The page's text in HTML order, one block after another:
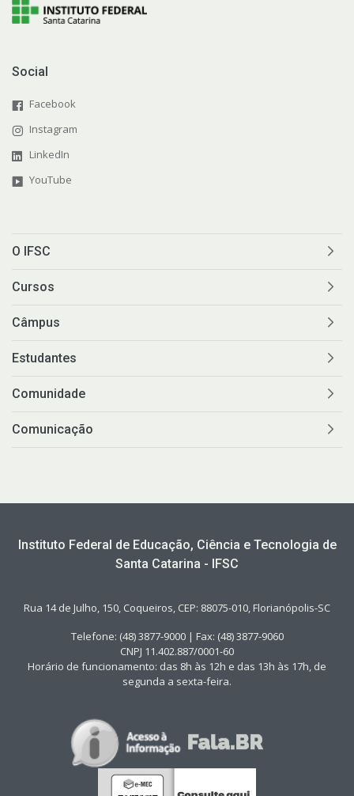
Social
Facebook
Instagram
LinkedIn
YouTube
O IFSC
Cursos
Câmpus
Estudantes
Comunidade
Comunicação
Instituto Federal de Educação, Ciência e Tecnologia de
Santa Catarina - IFSC
Rua 14 de Julho, 150, Coqueiros, CEP: 88075-010, Florianópolis-SC
Telefone: (48) 3877-9000 | Fax: (48) 3877-9060
CNPJ 11.402.887/0001-60
Horário de funcionamento: das 8h às 12h e das 13h às 17h, de
segunda a sexta-feira.